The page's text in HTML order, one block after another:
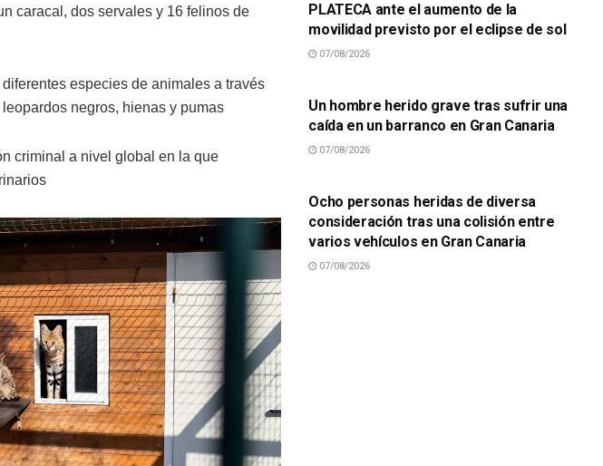
caracal, dos servales y 16 felinos de
especies de animales a través
negros, hienas y pumas
criminal a nivel global en la que
PLATECA ante el aumento de la
movilidad previsto por el eclipse de sol
07/08/2026
Un hombre herido grave tras sufrir una
caída en un barranco en Gran Canaria
07/08/2026
Ocho personas heridas de diversa
consideración tras una colisión entre
varios vehículos en Gran Canaria
07/08/2026